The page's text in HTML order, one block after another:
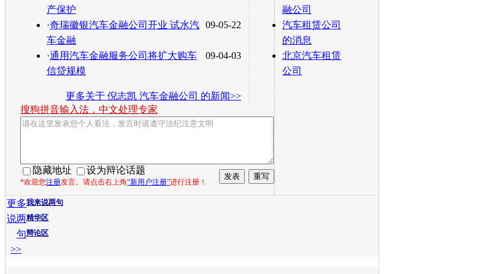
产保护
09-05-22
·奇瑞徽银汽车金融公司开业 试水汽
车金融
09-04-03
·通用汽车金融服务公司将扩大购车
信贷规模
更多关于 倪志凯 汽车金融公司 的新闻>>
融公司
汽车租赁公司
的消息
北京汽车租赁
公司
搜狗拼音输入法，中文处理专家
隐藏地址 设为辩论话题
*欢迎您注册发言。请点击右上角“新用户注册”进行注册！
我来说两句
精华区
辩论区
更多
说两
句
>>